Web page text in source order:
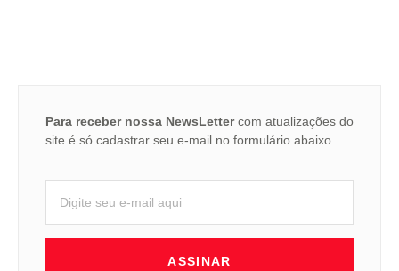
Para receber nossa NewsLettercom atualizações do
site é só cadastrar seu e-mail no formulário abaixo.
ASSINAR